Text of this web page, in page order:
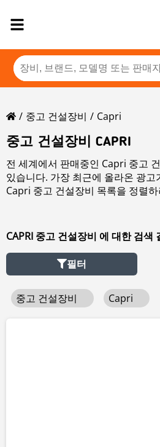
중고 건설장비
Capri
중고 건설장비 CAPRI
전 세계에서 판매중인 Capri 중고
있습니다. 가장 최근에 올라온 광고
Capri 중고 건설장비 목록을 정렬
CAPRI 중고 건설장비 에 대한 검색
필터
중고 건설장비 Capri